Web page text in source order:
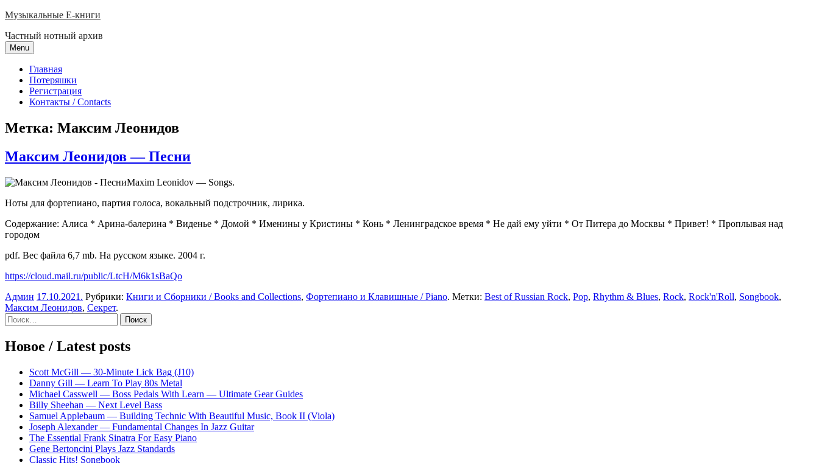
Skip
content
Музыкальные E-книги
Частный нотный архив
Menu
Главная
Потеряшки
Регистрация
Контакты / Contacts
Метка: Максим Леонидов
Максим Леонидов — Песни
Maxim Leonidov — Songs.
Ноты для фортепиано, партия голоса, вокальный подстрочник, лирика.
Содержание: Алиса * Арина-балерина * Виденье * Домой * Именины у Кристины * Конь * Ленинградское время * Не дай ему уйти * От Питера до Москвы * Привет! * Проплывая над
городом
pdf. Вес файла 6,7 mb. На русском языке. 2004 г.
https://cloud.mail.ru/public/LtcH/M6k1sBaQo
Админ 17.10.2021 . Рубрики: Книги и Сборники / Books and Collections, Фортепиано и Клавишные / Piano. Метки: Best of Russian Rock, Pop, Rhythm & Blues, Rock, Rock'n'Roll, Songbook,
Максим Леонидов, Секрет.
Sidebar
Найти:
Новое / Latest posts
Scott McGill — 30-Minute Lick Bag (J10)
Danny Gill — Learn To Play 80s Metal
Michael Casswell — Boss Pedals With Learn — Ultimate Gear Guides
Billy Sheehan — Next Level Bass
Samuel Applebaum — Building Technic With Beautiful Music, Book II (Viola)
Joseph Alexander — Fundamental Changes In Jazz Guitar
The Essential Frank Sinatra For Easy Piano
Gene Bertoncini Plays Jazz Standards
Classic Hits! Songbook